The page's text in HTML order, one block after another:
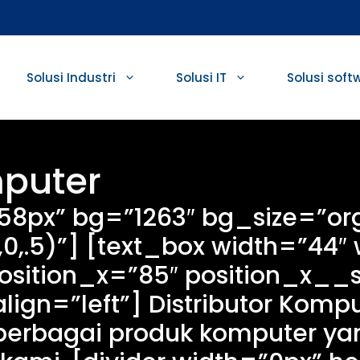
Solusi Industri Solusi IT Solusi
bg=”1263″
[text_box width=”44″
Distributor
produk komputer